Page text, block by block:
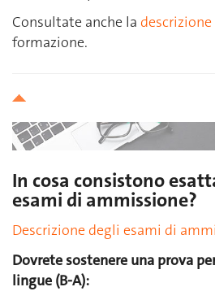
Consultate anche la
formazione.
In cosa consistono
esami di ammissione?
Descrizione degli esami di
Dovrete sostenere una prova
lingue (B-A):